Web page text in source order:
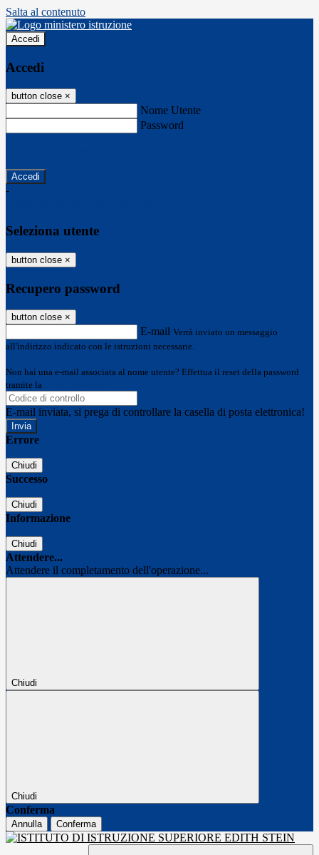
Salta al contenuto
Accedi
Accedi
button close ×
Nome Utente
Password
-
Seleziona utente
button close ×
Recupero password
button close ×
E-mail Verrà inviato un messaggio
all'indirizzo indicato con le istruzioni necessarie.
Non hai una e-mail associata al nome utente? Effettua il reset della password
tramite la
E-mail inviata, si prega di controllare la casella di posta elettronica!
Errore
Chiudi
Successo
Chiudi
Informazione
Chiudi
Attendere...
Attendere il completamento dell'operazione...
Chiudi
Chiudi
Conferma
Annulla Conferma